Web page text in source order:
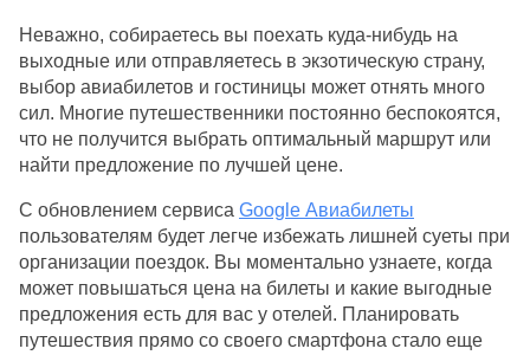
Неважно, собираетесь вы поехать куда-нибудь на
выходные или отправляетесь в экзотическую страну,
выбор авиабилетов и гостиницы может отнять много
сил. Многие путешественники постоянно беспокоятся,
что не получится выбрать оптимальный маршрут или
найти предложение по лучшей цене.
С обновлением сервиса Google Авиабилеты
пользователям будет легче избежать лишней суеты при
организации поездок. Вы моментально узнаете, когда
может повышаться цена на билеты и какие выгодные
предложения есть для вас у отелей. Планировать
путешествия прямо со своего смартфона стало еще